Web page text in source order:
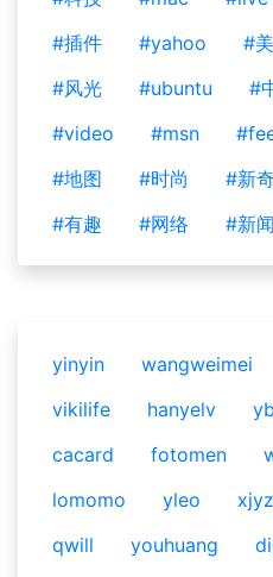
#插件
#yahoo #
#风光
#ubuntu #
#video
#msn
#地图
#时尚 #新
#有趣
#网络 #新闻
yinyin wangweimei
vikilife
hanyelv
cacard
fotomen
lomomo
yleo
qwill
youhuang